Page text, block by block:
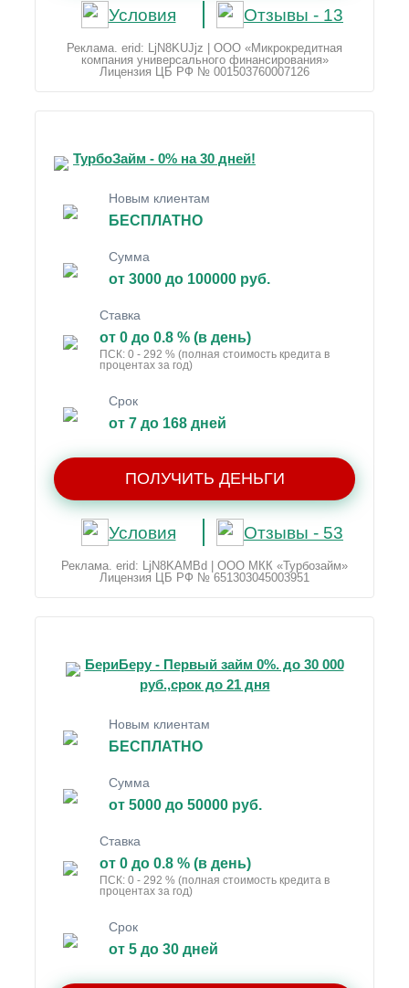
Условия Отзывы - 13
Реклама. erid: LjN8KUJjz | ООО «Микрокредитная
компания универсального финансирования»
Лицензия ЦБ РФ № 001503760007126
ТурбоЗайм - 0% на 30 дней!
Новым клиентам
БЕСПЛАТНО
Сумма
от 3000 до 100000 руб.
Ставка
от 0 до 0.8 % (в день)
ПСК: 0 - 292 % (полная стоимость кредита в
процентах за год)
Срок
от 7 до 168 дней
ПОЛУЧИТЬ ДЕНЬГИ
Условия Отзывы - 53
Реклама. erid: LjN8KAMBd | ООО МКК «Турбозайм»
Лицензия ЦБ РФ № 651303045003951
БериБеру - Первый займ 0%. до 30 000
руб.,срок до 21 дня
Новым клиентам
БЕСПЛАТНО
Сумма
от 5000 до 50000 руб.
Ставка
от 0 до 0.8 % (в день)
ПСК: 0 - 292 % (полная стоимость кредита в
процентах за год)
Срок
от 5 до 30 дней